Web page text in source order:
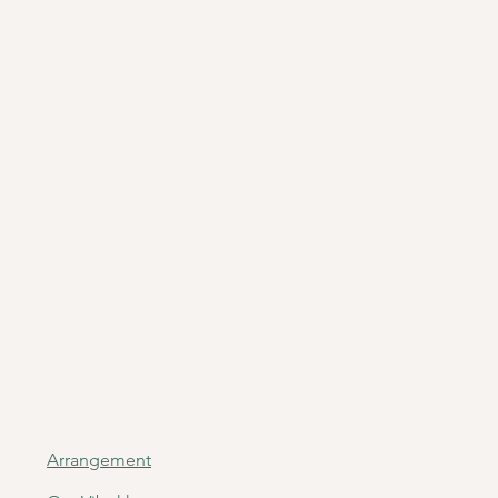
Arrangement